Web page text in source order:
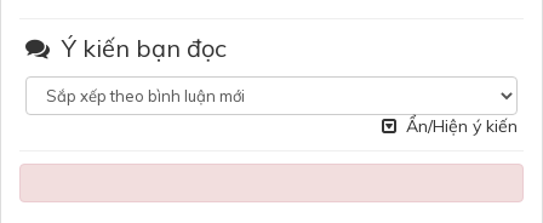
Ý kiến bạn đọc
Ẩn/Hiện ý kiến